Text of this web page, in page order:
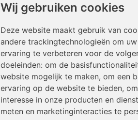
Wij gebruiken cookies
Deze website maakt gebruik van
andere trackingtechnologieën om
ervaring te verbeteren voor de
doeleinden: om de
website mogelijk te maken, om een
ervaring op de website te bieden,
interesse in onze producten en
meten en marketinginteracties te